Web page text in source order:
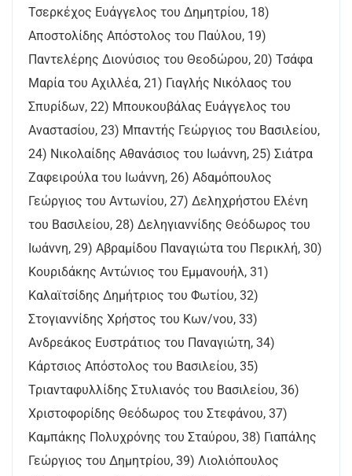
Τσερκέχος Ευάγγελος του Δημητρίου, 18)
Αποστολίδης Απόστολος του Παύλου, 19)
Παντελέρης Διονύσιος του Θεοδώρου, 20) Τσάφα
Μαρία του Αχιλλέα, 21) Γιαγλής Νικόλαος του
Σπυρίδων, 22) Μπουκουβάλας Ευάγγελος του
Αναστασίου, 23) Μπαντής Γεώργιος του Βασιλείου,
24) Νικολαίδης Αθανάσιος του Ιωάννη, 25) Σιάτρα
Ζαφειρούλα του Ιωάννη, 26) Αδαμόπουλος
Γεώργιος του Αντωνίου, 27) Δεληχρήστου Ελένη
του Βασιλείου, 28) Δεληγιαννίδης Θεόδωρος του
Ιωάννη, 29) Αβραμίδου Παναγιώτα του Περικλή, 30)
Κουριδάκης Αντώνιος του Εμμανουήλ, 31)
Καλαϊτσίδης Δημήτριος του Φωτίου, 32)
Στογιαννίδης Χρήστος του Κων/νου, 33)
Ανδρεάκος Ευστράτιος του Παναγιώτη, 34)
Κάρτσιος Απόστολος του Βασιλείου, 35)
Τριανταφυλλίδης Στυλιανός του Βασιλείου, 36)
Χριστοφορίδης Θεόδωρος του Στεφάνου, 37)
Καμπάκης Πολυχρόνης του Σταύρου, 38) Γιαπάλης
Γεώργιος του Δημητρίου, 39) Λιολιόπουλος